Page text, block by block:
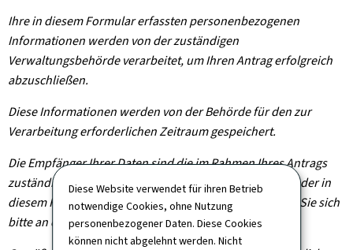
Diese Website verwendet für ihren Betrieb
notwendige Cookies, ohne Nutzung
personenbezogener Daten. Diese Cookies
können nicht abgelehnt werden. Nicht
Ihre in diesem Formular erfassten personenbezogenen
Informationen werden von der zuständigen
Verwaltungsbehörde verarbeitet, um Ihren Antrag erfolgreich
abzuschließen.
Diese Informationen werden von der Behörde für den zur
Verarbeitung erforderlichen Zeitraum gespeichert.
Die Empfänger Ihrer Daten sind die im Rahmen Ihres Antrags
zuständigen Verwaltungsbehörden. Um die Empfänger der in
diesem Formular erfassten Daten zu erfahren, wenden Sie sich
bitte an die für Ihren Antrag zuständige Behörde.